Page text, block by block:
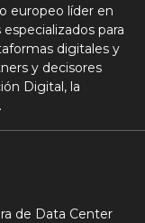
europeo líder en
para
digitales y
y decisores
Digital, la
de Data Center